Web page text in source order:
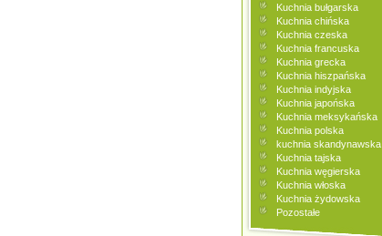
Kuchnia bułgarska
Kuchnia chińska
Kuchnia czeska
Kuchnia francuska
Kuchnia grecka
Kuchnia hiszpańska
Kuchnia indyjska
Kuchnia japońska
Kuchnia meksykańska
Kuchnia polska
kuchnia skandynawska
Kuchnia tajska
Kuchnia węgierska
Kuchnia włoska
Kuchnia żydowska
Pozostałe